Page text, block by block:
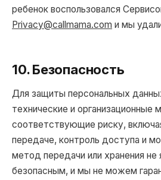
ребенок воспользовался
Privacy@callmama.com и мы
10. Безопасность
Для защиты персональных
технические и организационные
соответствующие риску,
передаче, контроль доступа и
метод передачи или хранения не
безопасным, и мы не можем